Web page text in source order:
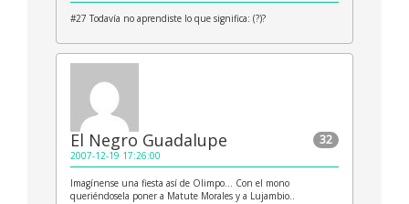
#27 Todavía no aprendiste lo que significa: (?)?
32
El Negro Guadalupe
2007-12-19 17:26:00
Imagínense una fiesta así de Olimpo… Con el mono
queriéndosela poner a Matute Morales y a Lujambio..